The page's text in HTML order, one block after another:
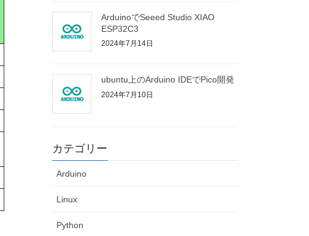
ArduinoでSeeed Studio XIAO
ESP32C3
2024年7月14日
ubuntu上のArduino IDEでPico開発
2024年7月10日
カテゴリー
Arduino
Linux
Python